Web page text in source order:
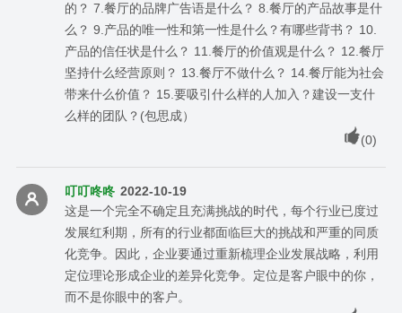
的？ 7.餐厅的品牌广告语是什么？ 8.餐厅的产品故事是什
么？ 9.产品的唯一性和第一性是什么？有哪些背书？ 10.
产品的信任状是什么？ 11.餐厅的价值观是什么？ 12.餐厅
坚持什么经营原则？ 13.餐厅不做什么？ 14.餐厅能为社会
带来什么价值？ 15.要吸引什么样的人加入？建设一支什
么样的团队？(包思成）
(0)
叮叮咚咚 2022-10-19
这是一个完全不确定且充满挑战的时代，每个行业已度过
发展红利期，所有的行业都面临巨大的挑战和严重的同质
化竞争。因此，企业要通过重新梳理企业发展战略，利用
定位理论形成企业的差异化竞争。定位是客户眼中的你，
而不是你眼中的客户。